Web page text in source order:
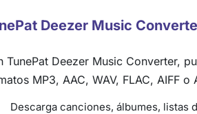
Deezer Music
TunePat Deezer Music Converter,
MP3, AAC, WAV, FLAC, AIFF
Descarga canciones, álbumes, listas